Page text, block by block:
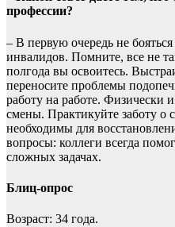
профессии?
– В первую очередь не
инвалидов. Помните, все не
полгода вы освоитесь.
переносите проблемы
работу на работе. Физически
смены. Практикуйте заботу о
необходимы для
вопросы: коллеги всегда
сложных задачах.
Блиц-опрос
Возраст: 34 года.